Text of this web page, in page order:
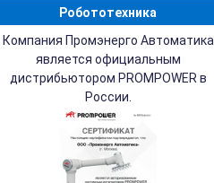
Робототехника
Компания Промэнерго Автоматика
является официальным
дистрибьютором PROMPOWER в
России.